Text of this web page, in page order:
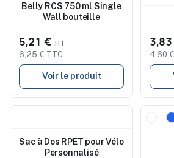
Belly RCS 750 ml Single
Wall bouteille
5,21 €
6,25 € TTC
Voir le produit
4,60
Sac à Dos RPET pour Vélo
Personnalisé